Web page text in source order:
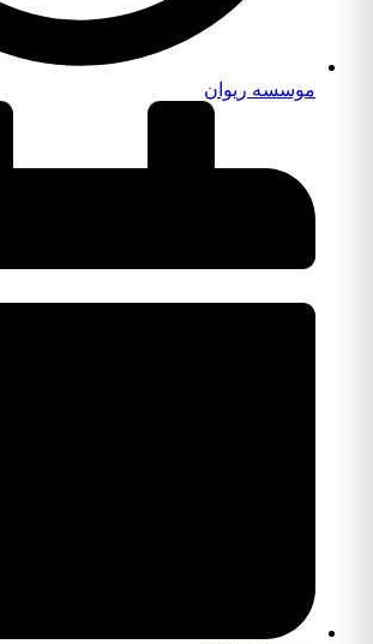
موسسه ریوان